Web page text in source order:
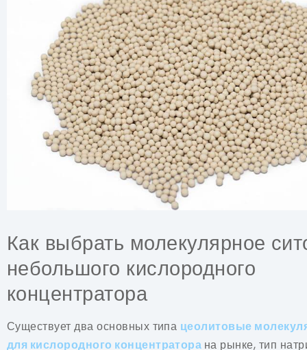
Как выбрать молекулярное
небольшого кислородного
концентратора
Существует два основных типа цеолитовые
для кислородного концентратора на рынке, тип